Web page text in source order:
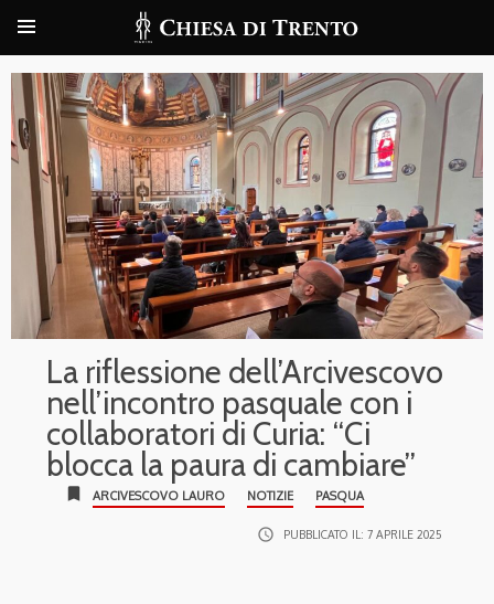
La riflessione dell’Arcivescovo
nell’incontro pasquale con i
collaboratori di Curia: “Ci
blocca la paura di cambiare”
bookmark ARCIVESCOVO LAURO NOTIZIE PASQUA
access_time PUBBLICATO IL: 7 APRILE 2025